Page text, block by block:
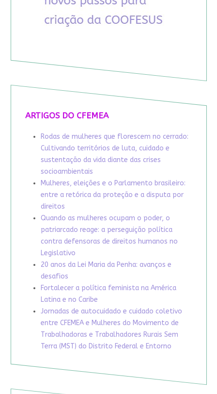
ARTIGOS DO CFEMEA
Rodas de mulheres que florescem no cerrado:
Cultivando territórios de luta, cuidado e
sustentação da vida diante das crises
socioambientais
Mulheres, eleições e o Parlamento brasileiro:
entre a retórica da proteção e a disputa por
direitos
Quando as mulheres ocupam o poder, o
patriarcado reage: a perseguição política
contra defensoras de direitos humanos no
Legislativo
20 anos da Lei Maria da Penha: avanços e
desafios
Fortalecer a política feminista na América
Latina e no Caribe
Jornadas de autocuidado e cuidado coletivo
entre CFEMEA e Mulheres do Movimento de
Trabalhadoras e Trabalhadores Rurais Sem
Terra (MST) do Distrito Federal e Entorno